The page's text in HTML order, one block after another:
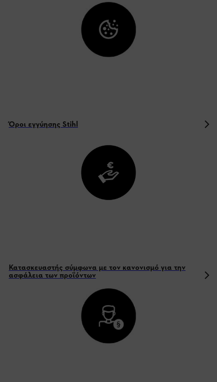
Όροι εγγύησης Stihl
Κατασκευαστής σύμφωνα με τον κανονισμό για την
ασφάλεια των προϊόντων